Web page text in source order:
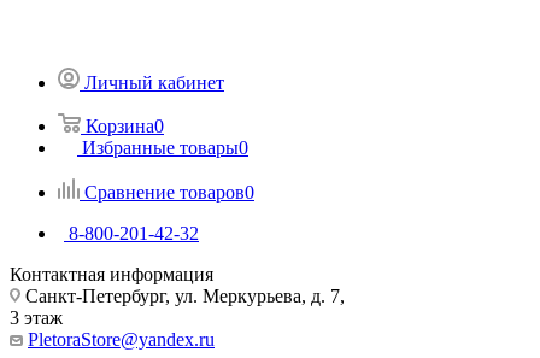
Личный кабинет
Корзина0
Избранные товары0
Сравнение товаров0
8-800-201-42-32
Контактная информация
Санкт-Петербург, ул. Меркурьева, д. 7,
3 этаж
PletoraStore@yandex.ru